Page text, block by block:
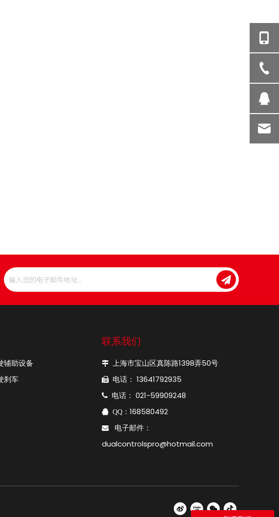
辅助设备
刹车
联系我们
 上海市宝山区真陈路1398弄50号
 电话： 13641792935
 电话： 021-59909248
 QQ ：168580492

电子邮件：
dualcontrolspro@hotmail.com